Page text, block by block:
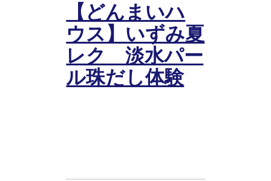
【どんまいハ
ウス】いずみ夏
レク 淡水パー
ル珠だし体験